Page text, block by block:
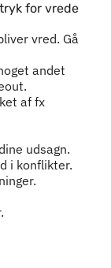
for vrede
vred. Gå
andet
af fx
udsagn.
i konflikter.